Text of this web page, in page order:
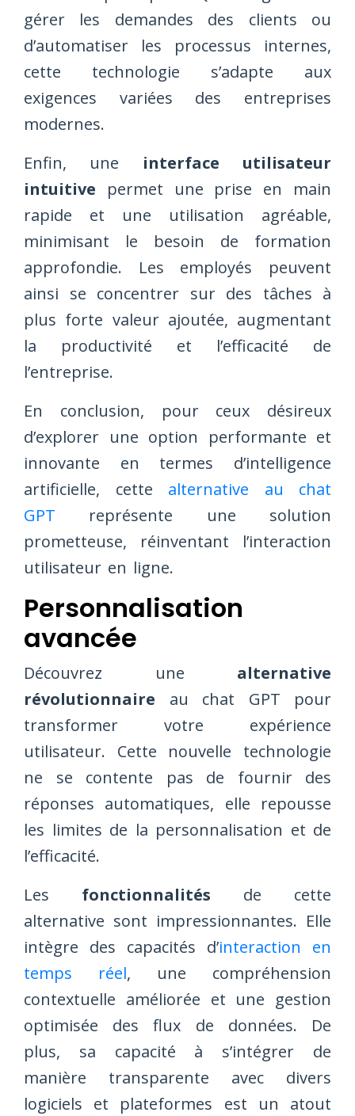
gérer les demandes des clients ou
d’automatiser les processus internes,
cette technologie s’adapte aux
exigences variées des entreprises
modernes.
Enfin, une interface utilisateur
intuitive permet une prise en main
rapide et une utilisation agréable,
minimisant le besoin de formation
approfondie. Les employés peuvent
ainsi se concentrer sur des tâches à
plus forte valeur ajoutée, augmentant
la productivité et l’efficacité de
l’entreprise.
En conclusion, pour ceux désireux
d’explorer une option performante et
innovante en termes d’intelligence
artificielle, cette alternative au chat
GPT représente une solution
prometteuse, réinventant l’interaction
utilisateur en ligne.
Personnalisation
avancée
Découvrez une alternative
révolutionnaire au chat GPT pour
transformer votre expérience
utilisateur. Cette nouvelle technologie
ne se contente pas de fournir des
réponses automatiques, elle repousse
les limites de la personnalisation et de
l’efficacité.
Les fonctionnalités de cette
alternative sont impressionnantes. Elle
intègre des capacités d’interaction en
temps réel, une compréhension
contextuelle améliorée et une gestion
optimisée des flux de données. De
plus, sa capacité à s’intégrer de
manière transparente avec divers
logiciels et plateformes est un atout